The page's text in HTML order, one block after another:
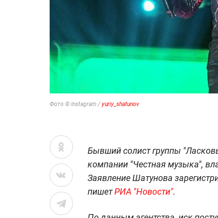
Фото © Instagram / yuriy_shatunov
Бывший солист группы
компании "Честная музыка",
Заявление Шатунова
пишетРИА "Новости".